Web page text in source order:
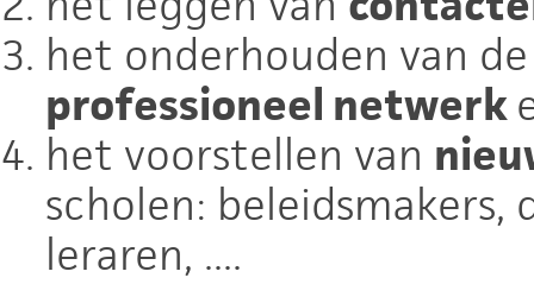
het onderhouden van de
professioneel netwerk
het voorstellen van
scholen: beleidsmakers,
leraren, ....